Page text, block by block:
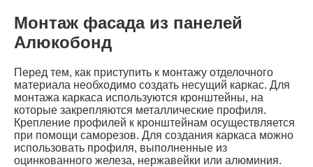
Монтаж фасада из панелей
Алюкобонд
Перед тем, как приступить к монтажу отделочного
материала необходимо создать несущий каркас. Для
монтажа каркаса используются кронштейны, на
которые закрепляются металлические профиля.
Крепление профилей к кронштейнам осуществляется
при помощи саморезов. Для создания каркаса можно
использовать профиля, выполненные из
оцинкованного железа, нержавейки или алюминия.